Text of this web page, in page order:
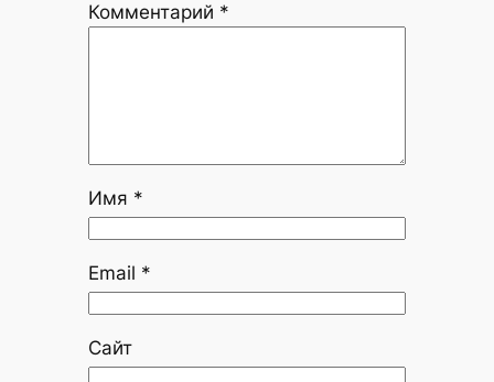
Комментарий *
Имя *
Email *
Сайт